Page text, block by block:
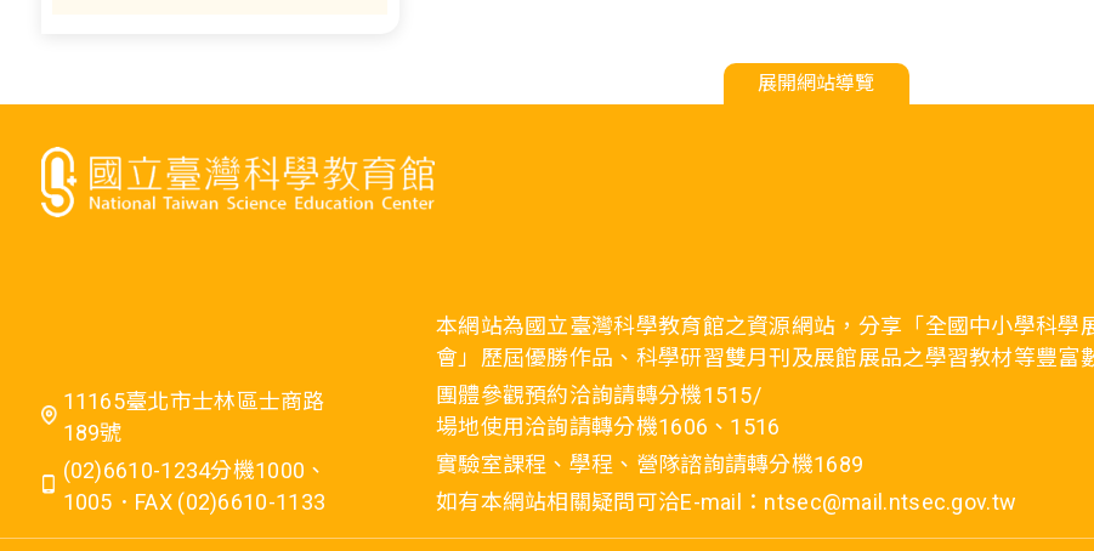
展開網站導覽
11165臺北市士林區士商路
189號
(02)6610-1234分機1000、
1005．FAX (02)6610-1133
本網站為國立臺灣科學教育館之資源網站，分享「全國中小學科學
會」歷屆優勝作品、科學研習雙月刊及展館展品之學習教材等豐富
團體參觀預約洽詢請轉分機1515/
場地使用洽詢請轉分機1606、1516
實驗室課程、學程、營隊諮詢請轉分機1689
如有本網站相關疑問可洽E-mail：ntsec@mail.ntsec.gov.tw